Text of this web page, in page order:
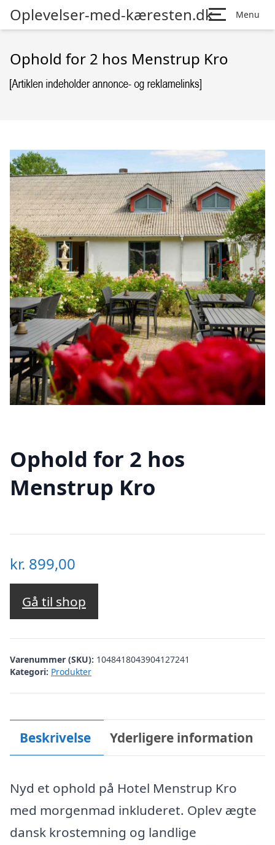
Oplevelser-med-kæresten.dk Menu
Ophold for 2 hos Menstrup Kro
Ophold for 2 hos
Menstrup Kro
kr. 899,00
Gå til shop
Varenummer (SKU): 1048418043904127241
Kategori: Produkter
Beskrivelse Yderligere information
Nyd et ophold på Hotel Menstrup Kro
med morgenmad inkluderet. Oplev ægte
dansk krostemning og landlige